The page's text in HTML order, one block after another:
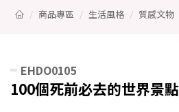
商品專區 生活風格 質感文物
EHDO0105
100個死前必去的世界景點